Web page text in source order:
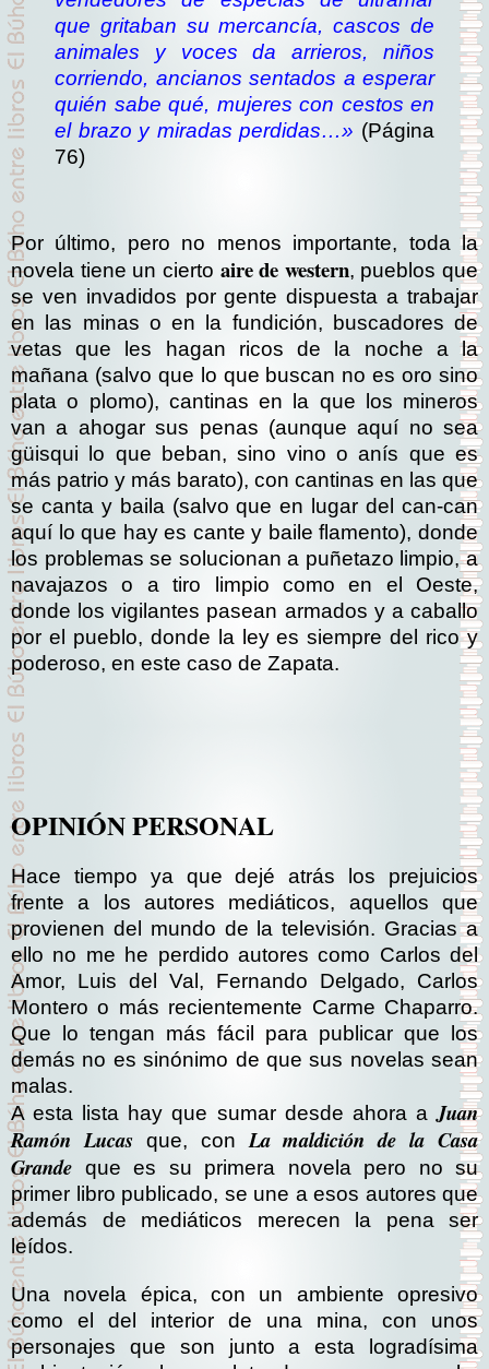
que gritaban su mercancía, cascos de
animales y voces da arrieros, niños
corriendo, ancianos sentados a esperar
quién sabe qué, mujeres con cestos en
el brazo y miradas perdidas…» (Página
76)
Por último, pero no menos importante, toda la
novela tiene un cierto aire de western, pueblos que
se ven invadidos por gente dispuesta a trabajar
en las minas o en la fundición, buscadores de
vetas que les hagan ricos de la noche a la
mañana (salvo que lo que buscan no es oro sino
plata o plomo), cantinas en la que los mineros
van a ahogar sus penas (aunque aquí no sea
güisqui lo que beban, sino vino o anís que es
más patrio y más barato), con cantinas en las que
se canta y baila (salvo que en lugar del can-can
aquí lo que hay es cante y baile flamento), donde
los problemas se solucionan a puñetazo limpio, a
navajazos o a tiro limpio como en el Oeste,
donde los vigilantes pasean armados y a caballo
por el pueblo, donde la ley es siempre del rico y
poderoso, en este caso de Zapata.
OPINIÓN PERSONAL
Hace tiempo ya que dejé atrás los prejuicios
frente a los autores mediáticos, aquellos que
provienen del mundo de la televisión. Gracias a
ello no me he perdido autores como Carlos del
Amor, Luis del Val, Fernando Delgado, Carlos
Montero o más recientemente Carme Chaparro.
Que lo tengan más fácil para publicar que los
demás no es sinónimo de que sus novelas sean
malas.
A esta lista hay que sumar desde ahora aJuan
Ramón Lucasque, conLa maldición de la Casa
Grande que es su primera novela pero no su
primer libro publicado, se une a esos autores que
además de mediáticos merecen la pena ser
leídos.
Una novela épica, con un ambiente opresivo
como el del interior de una mina, con unos
personajes que son junto a esta logradísima